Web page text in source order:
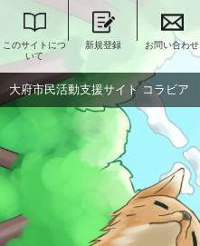
このサイトにつ
いて
新規登録 お問い合わせ
大府市民活動支援サイト コラビア